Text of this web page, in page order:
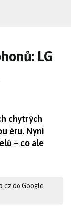
LG
chytrých
éru. Nyní
– co ale
do Google